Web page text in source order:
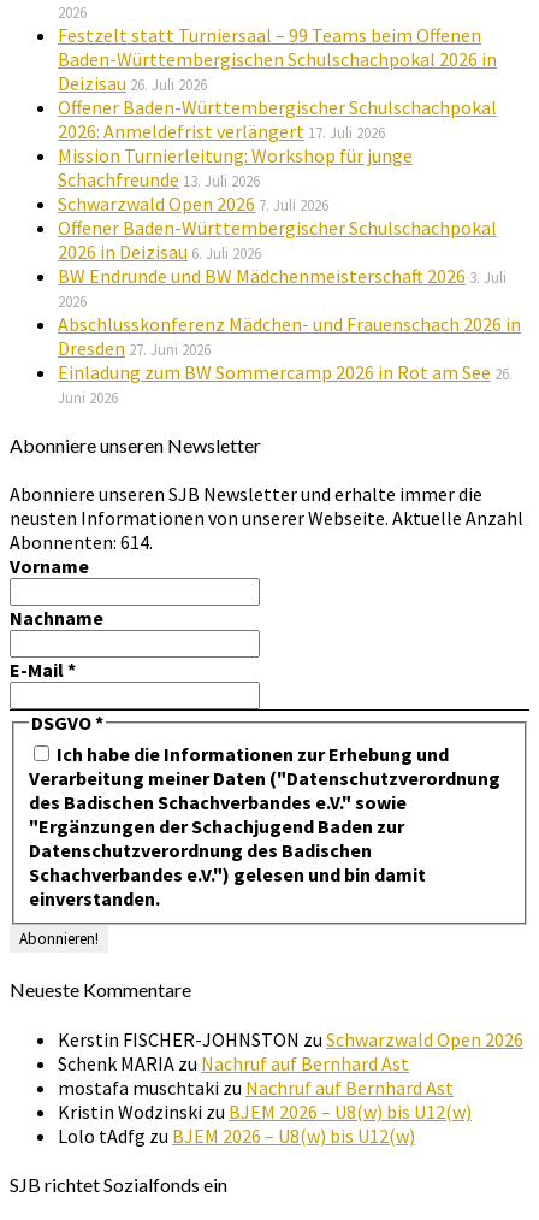
2026
Festzelt statt Turniersaal – 99 Teams beim Offenen
Baden-Württembergischen Schulschachpokal 2026 in
Deizisau 26. Juli 2026
Offener Baden-Württembergischer Schulschachpokal
2026: Anmeldefrist verlängert 17. Juli 2026
Mission Turnierleitung: Workshop für junge
Schachfreunde 13. Juli 2026
Schwarzwald Open 2026 7. Juli 2026
Offener Baden-Württembergischer Schulschachpokal
2026 in Deizisau 6. Juli 2026
BW Endrunde und BW Mädchenmeisterschaft 2026 3. Juli
2026
Abschlusskonferenz Mädchen- und Frauenschach 2026 in
Dresden 27. Juni 2026
Einladung zum BW Sommercamp 2026 in Rot am See 26.
Juni 2026
Abonniere unseren Newsletter
Abonniere unseren SJB Newsletter und erhalte immer die
neusten Informationen von unserer Webseite. Aktuelle Anzahl
Abonnenten: 614.
Vorname
Nachname
E-Mail*
DSGVO*
Ich habe die Informationen zur Erhebung und
Verarbeitung meiner Daten ("Datenschutzverordnung
des Badischen Schachverbandes e.V." sowie
"Ergänzungen der Schachjugend Baden zur
Datenschutzverordnung des Badischen
Schachverbandes e.V.") gelesen und bin damit
einverstanden.
Neueste Kommentare
Kerstin FISCHER-JOHNSTON zu Schwarzwald Open 2026
Schenk MARIA zu Nachruf auf Bernhard Ast
mostafa muschtaki zu Nachruf auf Bernhard Ast
Kristin Wodzinski zu BJEM 2026 – U8(w) bis U12(w)
Lolo tAdfg zu BJEM 2026 – U8(w) bis U12(w)
SJB richtet Sozialfonds ein